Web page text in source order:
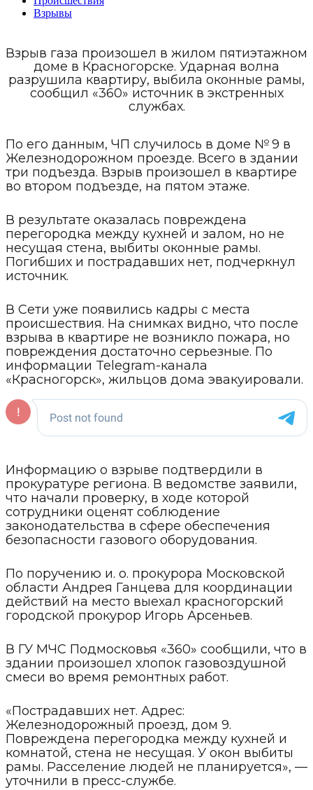
Взрывы
Взрыв газа произошел в жилом пятиэтажном
доме в Красногорске. Ударная волна
разрушила квартиру, выбила оконные рамы,
сообщил «360» источник в экстренных
службах.
По его данным, ЧП случилось в доме № 9 в
Железнодорожном проезде. Всего в здании
три подъезда. Взрыв произошел в квартире
во втором подъезде, на пятом этаже.
В результате оказалась повреждена
перегородка между кухней и залом, но не
несущая стена, выбиты оконные рамы.
Погибших и пострадавших нет, подчеркнул
источник.
В Сети уже появились кадры с места
происшествия. На снимках видно, что после
взрыва в квартире не возникло пожара, но
повреждения достаточно серьезные. По
информации Telegram-канала
«Красногорск», жильцов дома эвакуировали.
Информацию о взрыве подтвердили в
прокуратуре региона. В ведомстве заявили,
что начали проверку, в ходе которой
сотрудники оценят соблюдение
законодательства в сфере обеспечения
безопасности газового оборудования.
По поручению и. о. прокурора Московской
области Андрея Ганцева для координации
действий на место выехал красногорский
городской прокурор Игорь Арсеньев.
В ГУ МЧС Подмосковья «360» сообщили, что в
здании произошел хлопок газовоздушной
смеси во время ремонтных работ.
«Пострадавших нет. Адрес:
Железнодорожный проезд, дом 9.
Повреждена перегородка между кухней и
комнатой, стена не несущая. У окон выбиты
рамы. Расселение людей не планируется», —
уточнили в пресс-службе.